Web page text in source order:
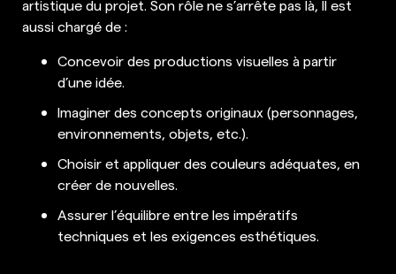
artistique du projet. Son rôle ne s’arrête pas là, Il est
aussi chargé de :
Concevoir des productions visuelles à partir
d’une idée.
Imaginer des concepts originaux (personnages,
environnements, objets, etc.).
Choisir et appliquer des couleurs adéquates, en
créer de nouvelles.
Assurer l’équilibre entre les impératifs
techniques et les exigences esthétiques.